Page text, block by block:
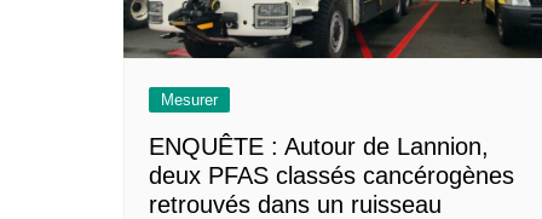
Mesurer
ENQUÊTE : Autour de Lannion,
deux PFAS classés cancérogènes
retrouvés dans un ruisseau